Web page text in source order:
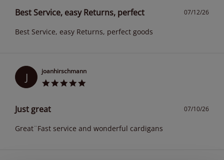
07/12/26
Best Service, easy Returns, perfect
Best Service, easy Returns, perfect goods
J joanhirschmann
07/10/26
Just great
Great¨Fast service and wonderful cardigans